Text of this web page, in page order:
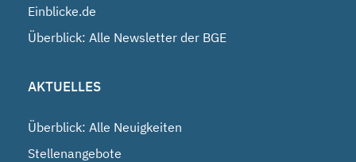
Einblicke.de
Überblick: Alle Newsletter der BGE
AKTUELLES
Überblick: Alle Neuigkeiten
Stellenangebote